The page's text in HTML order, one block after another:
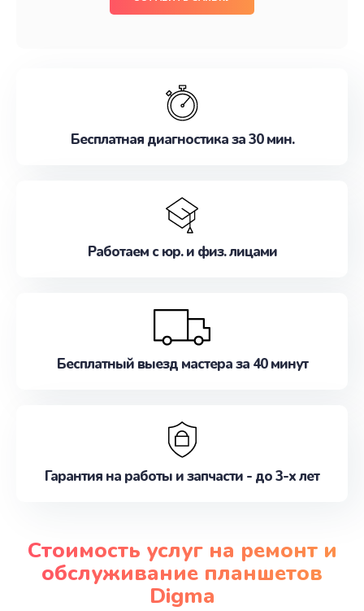
Бесплатная диагностика за 30 мин.
Работаем с юр. и физ. лицами
Бесплатный выезд мастера за 40 минут
Гарантия на работы и запчасти - до 3-х лет
Стоимость услуг на ремонт и
обслуживание планшетов
Digma